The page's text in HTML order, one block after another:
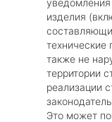
изделия
технические
также не
территории
реализации
Это может